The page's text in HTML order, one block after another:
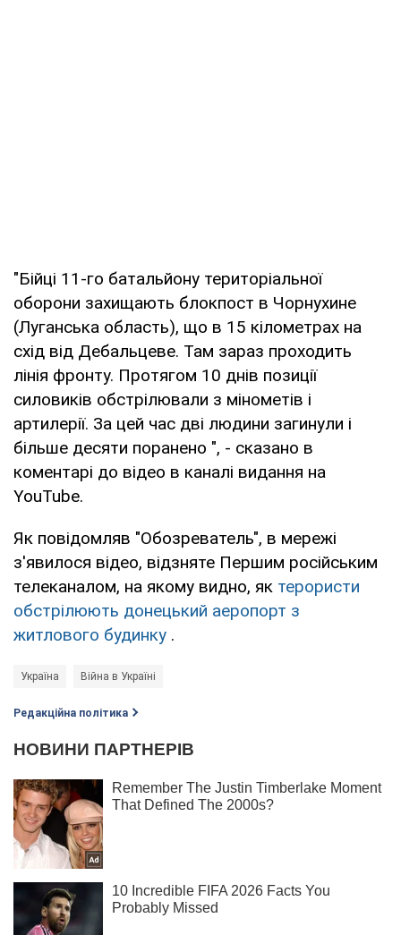
"Бійці 11-го батальйону територіальної
оборони захищають блокпост в Чорнухине
(Луганська область), що в 15 кілометрах на
схід від Дебальцеве. Там зараз проходить
лінія фронту. Протягом 10 днів позиції
силовиків обстрілювали з мінометів і
артилерії. За цей час дві людини загинули і
більше десяти поранено ", - сказано в
коментарі до відео в каналі видання на
YouTube.
Як повідомляв "Обозреватель", в мережі
з'явилося відео, відзняте Першим російським
телеканалом, на якому видно, як терористи
обстрілюють донецький аеропорт з
житлового будинку .
Україна Війна в Україні
Редакційна політика